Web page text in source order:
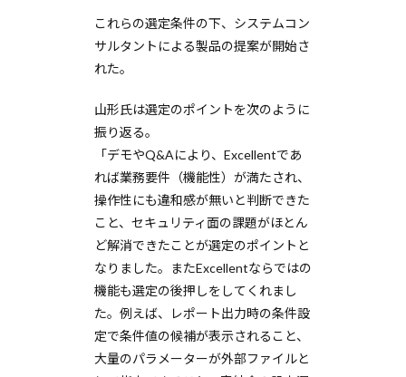
これらの選定条件の下、システムコン
サルタントによる製品の提案が開始さ
れた。
山形氏は選定のポイントを次のように
振り返る。
「デモやQ&Aにより、Excellentであ
れば業務要件（機能性）が満たされ、
操作性にも違和感が無いと判断できた
こと、セキュリティ面の課題がほとん
ど解消できたことが選定のポイントと
なりました。またExcellentならではの
機能も選定の後押しをしてくれまし
た。例えば、レポート出力時の条件設
定で条件値の候補が表示されること、
大量のパラメーターが外部ファイルと